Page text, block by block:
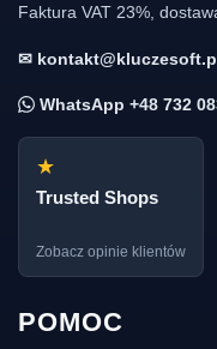
Faktura VAT 23%,
✉
WhatsApp +48 732
★
Trusted Shops
Zobacz opinie klientów
POMOC